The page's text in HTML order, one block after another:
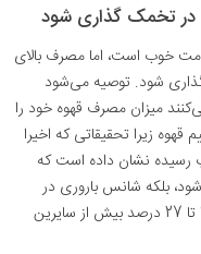
در تخمک گذاری شود
خوب است، اما مصرف بالای
شود. توصیه می‌شود
میزان مصرف قهوه خود را
قهوه زیرا تحقیقاتی که اخیرا
رسیده نشان داده است که
بلکه شانس باروری در
خانم‌هایی که دو فنجان چای در روز می‌نوشند را تا 27 درصد بیش از سایرین